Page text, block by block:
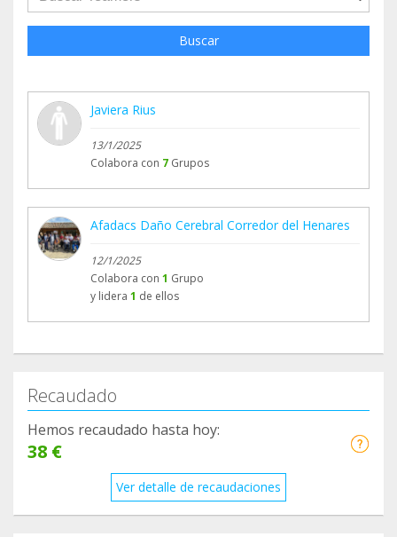
Buscar
Javiera Rius
13/1/2025
Colabora con 7 Grupos
Afadacs Daño Cerebral Corredor del Henares
12/1/2025
Colabora con 1 Grupo
y lidera 1 de ellos
Recaudado
Hemos recaudado hasta hoy:
38 €
Ver detalle de recaudaciones